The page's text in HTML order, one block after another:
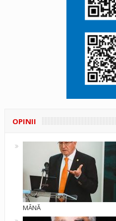
OPINII
MÂNĂ